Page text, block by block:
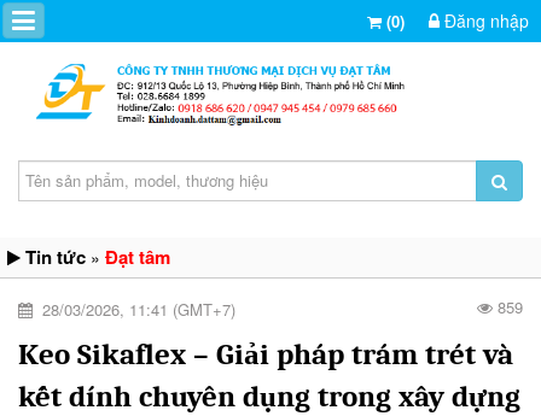
(0) Đăng nhập
Tin tức » Đạt tâm
28/03/2026, 11:41 (GMT+7) 859
Keo Sikaflex – Giải pháp trám trét và
kết dính chuyên dụng trong xây dựng